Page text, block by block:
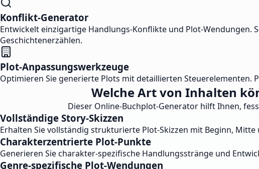
Konflikt-Generator
Entwickelt einzigartige Handlungs-Konflikte und Plot-Wendungen.
Geschichtenerzählen.
Plot-Anpassungswerkzeuge
Optimieren Sie generierte Plots mit detaillierten Steuerelementen.
Welche Art von Inhalten
Dieser Online-Buchplot-Generator hilft Ihnen,
Vollständige Story-Skizzen
Erhalten Sie vollständig strukturierte Plot-Skizzen mit Beginn,
Charakterzentrierte Plot-Punkte
Generieren Sie charakter-spezifische Handlungsstränge und
Genre-spezifische Plot-Wendungen